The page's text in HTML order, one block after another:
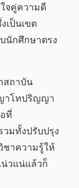
จคู่ความดี
เป็นเขต
นักศึกษาตรง
สถาบัน
าโทปริญญา
ที่
มทั้งปรับปรุง
าความรู้ให้
วแน่แล้วก็